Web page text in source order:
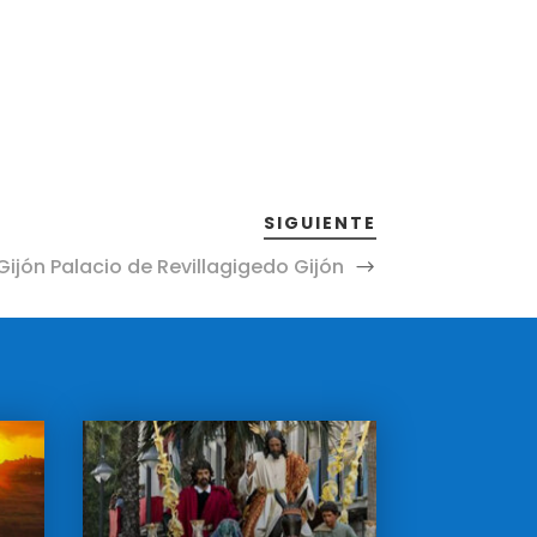
SIGUIENTE
Palacio de Revillagigedo Gijón